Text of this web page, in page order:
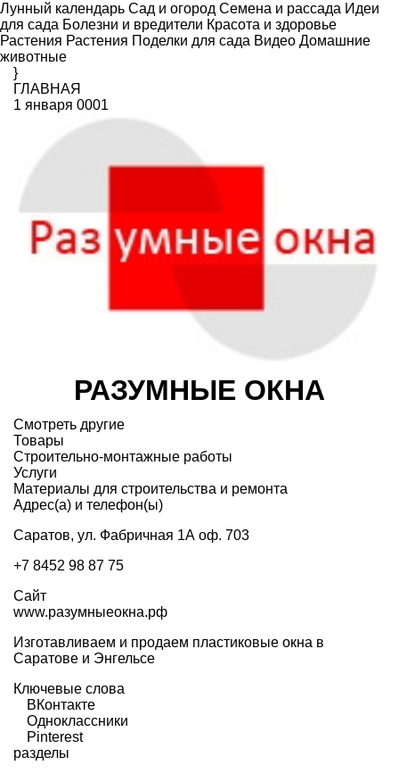
Лунный календарь Сад и огород Семена и рассада Идеи
для сада Болезни и вредители Красота и здоровье
Растения Растения Поделки для сада Видео Домашние
животные
}
ГЛАВНАЯ
1 января 0001
РАЗУМНЫЕ ОКНА
Смотреть другие
Товары
Строительно-монтажные работы
Услуги
Материалы для строительства и ремонта
Адрес(а) и телефон(ы)
Саратов, ул. Фабричная 1А оф. 703
+7 8452 98 87 75
Сайт
www.разумныеокна.рф
Изготавливаем и продаем пластиковые окна в
Саратове и Энгельсе
Ключевые слова
ВКонтакте
Одноклассники
Pinterest
разделы